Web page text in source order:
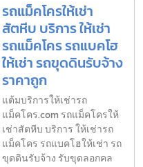
รถแม็คโครให้เช่า
สัตหีบ บริการ ให้เช่า
รถแม็คโคร รถแบคโฮ
ให้เช่า รถขุดดินรับจ้าง
ราคาถูก
แต้มบริการให้เช่ารถ
แม็คโคร.com รถแม็คโครให้
เช่าสัตหีบ บริการ ให้เช่ารถ
แม็คโคร รถแบคโฮให้เช่า รถ
ขุดดินรับจ้าง รับขุดลอกคล